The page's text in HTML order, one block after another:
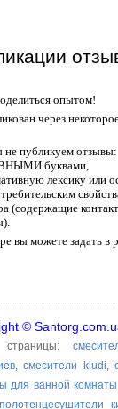
опытом!
через
публикуем отзывы:
буквами,
лексику или
(содержащие
вы можете задать в
©
,смесители kludi,
для ванной комнаты
полотенцесушители